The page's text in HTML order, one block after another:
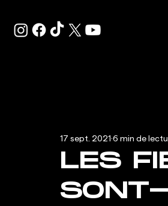
LES
17 sept. 2021 6 min de